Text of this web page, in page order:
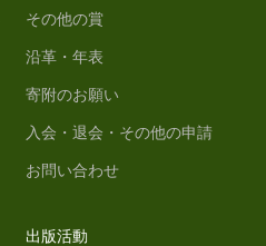
その他の賞
沿革・年表
寄附のお願い
入会・退会・その他の申請
お問い合わせ
出版活動